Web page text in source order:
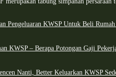
Pengeluaran KWSP Untuk Beli
KWSP – Berapa Potongan Gaji
Nanti, Better Keluarkan KWSP